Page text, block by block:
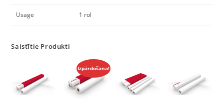
Usage 1 rol
Saistītie Produkti
Izpārdošana!